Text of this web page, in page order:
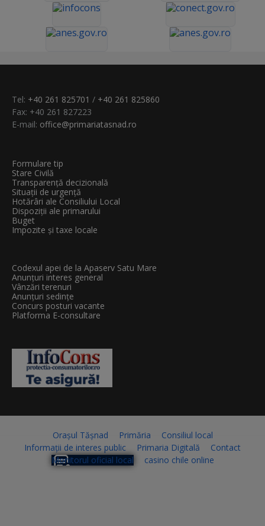
Tel: +40 261 825701 / +40 261 825860
Fax: +40 261 827223
E-mail: office@primariatasnad.ro
Formulare tip
Stare Civilă
Transparenţă decizională
Situații de urgență
Hotărâri ale Consiliului Local
Dispoziții ale primarului
Buget
Impozite și taxe locale
Codexul apei de la Apaserv Satu Mare
Anunțuri interes general
Vânzări terenuri
Anunțuri sedințe
Concurs posturi vacante
Platforma E-consultare
Orașul Tășnad Primăria
Consiliul local
Informații de interes public
Primaria Digitală
Contact
Monitorul oficial local
casino chile online